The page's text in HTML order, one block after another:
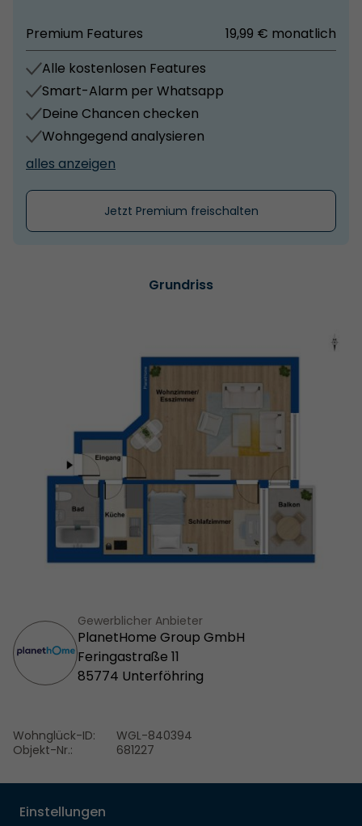
Premium Features
19,99 € monatlich
Alle kostenlosen Features
Smart-Alarm per Whatsapp
Deine Chancen checken
Wohngegend analysieren
alles anzeigen
Jetzt Premium freischalten
Grundriss
Gewerblicher Anbieter
PlanetHome Group GmbH
Feringastraße 11
85774 Unterföhring
Wohnglück-ID:
Objekt-Nr.:
WGL-840394
681227
Einstellungen